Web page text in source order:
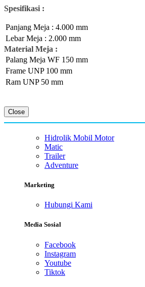
Spesifikasi :
Panjang Meja : 4.000 mm
Lebar Meja : 2.000 mm
Material Meja :
Palang Meja WF 150 mm
Frame UNP 100 mm
Ram UNP 50 mm
Close
Hidrolik Mobil Motor
Matic
Trailer
Adventure
Marketing
Hubungi Kami
Media Sosial
Facebook
Instagram
Youtube
Tiktok